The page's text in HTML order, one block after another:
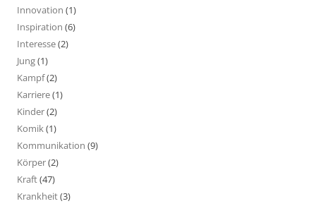
Innovation (1)
Inspiration (6)
Interesse(2)
Jung(1)
Kampf(2)
Karriere(1)
Kinder(2)
Komik(1)
Kommunikation (9)
Körper(2)
Kraft(47)
Krankheit(3)